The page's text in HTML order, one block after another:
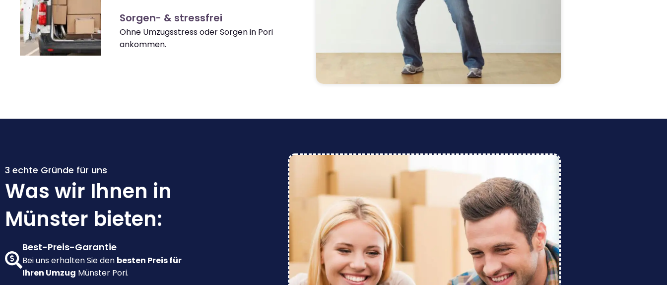
Sorgen- & stressfrei
Ohne Umzugsstress oder Sorgen in Pori
ankommen.
3 echte Gründe für uns
Was wir Ihnen in
Münster bieten:
Best-Preis-Garantie
Bei uns erhalten Sie den besten Preis für
Ihren Umzug Münster Pori.